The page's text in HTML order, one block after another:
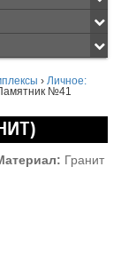
› Личное:
№41
Гранит